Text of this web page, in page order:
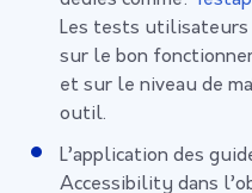
Les tests
sur le bon
et sur le niveau de
outil.
L’application des
Accessibility dans